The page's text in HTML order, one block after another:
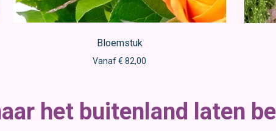
Bloemstuk
Vanaf € 82,00
het buitenland laten